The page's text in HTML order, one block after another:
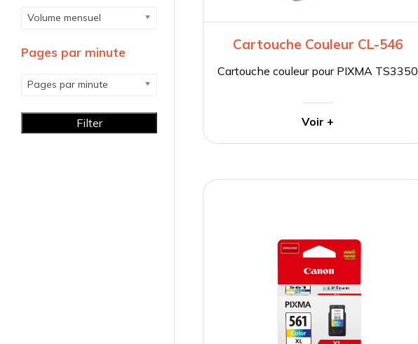
Volume mensuel
Pages par minute
Pages par minute
Filter
Cartouche Couleur CL-546
Cartouche couleur pour PIXMA TS3350
Voir +